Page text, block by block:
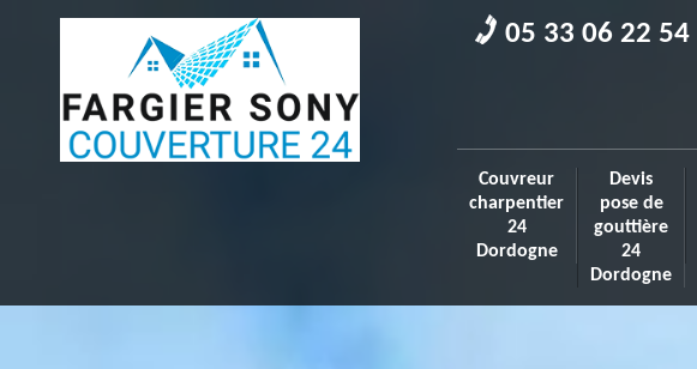
05 33 06 22 54
Couvreur
charpentier
24
Dordogne
Devis
pose de
gouttière
24
Dordogne